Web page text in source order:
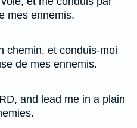
mes ennemis.
chemin, et conduis-moi
de mes ennemis.
and lead me in a plain